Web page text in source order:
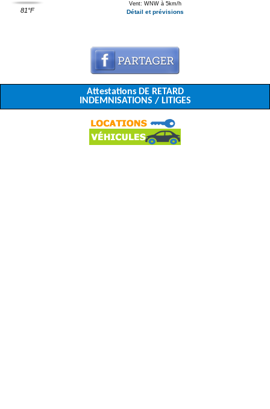
81°F
Vent: WNW à 5km/h
Détail et prévisions
Attestations DE RETARD
INDEMNISATIONS / LITIGES